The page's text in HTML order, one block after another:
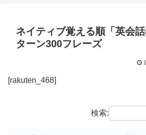
ネイティブ覚える順「英会
ターン300フレーズ
[rakuten_468]
検索: